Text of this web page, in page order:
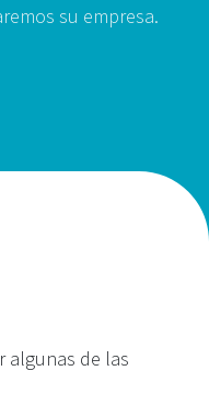
su empresa.
algunas de las